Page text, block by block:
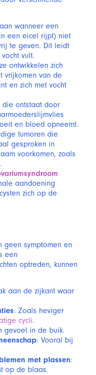
wanneer een
een eicel rijpt) niet
te geven. Dit leidt
vult.
ontwikkelen zich
vrijkomen van de
en zich met vocht
die ontstaat door
en bloed opneemt.
tumoren die
gesproken in
voorkomen, zoals
aandoening
zich op de
geen symptomen en
een
optreden, kunnen
aan de zijkant waar
: Zoals heviger
cycli.
gevoel in de buik.
: Vooral bij
met plassen:
op de blaas.